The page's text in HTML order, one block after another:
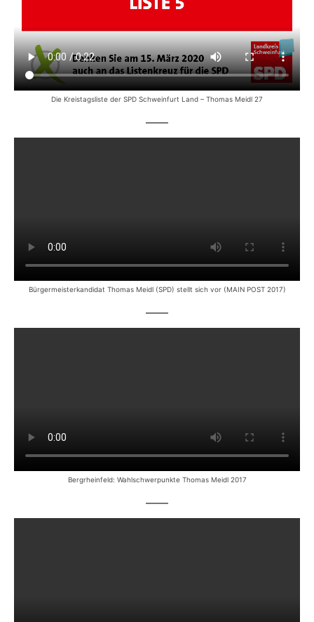
Die Kreistagsliste der SPD Schweinfurt Land – Thomas Meidl 27
Bürgermeisterkandidat Thomas Meidl (SPD) stellt sich vor (MAIN POST 2017)
Bergrheinfeld: Wahlschwerpunkte Thomas Meidl 2017